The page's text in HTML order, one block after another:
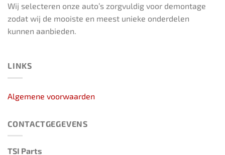
Wij selecteren onze auto’s zorgvuldig voor demontage
zodat wij de mooiste en meest unieke onderdelen
kunnen aanbieden.
LINKS
Algemene voorwaarden
CONTACTGEGEVENS
TSI Parts